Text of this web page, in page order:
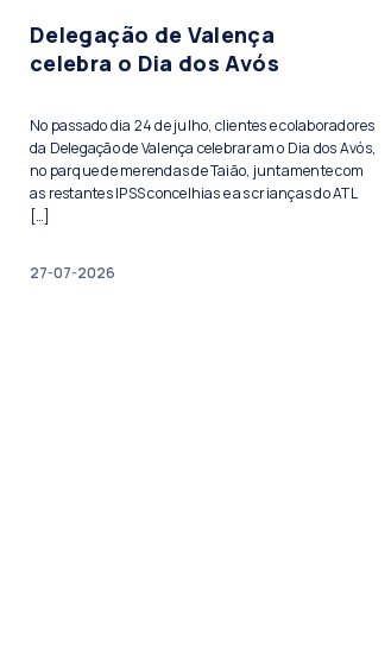
Delegação de Valença
celebra o Dia dos Avós
No passado dia 24 de julho, clientes e colaboradores
da Delegação de Valença celebraram o Dia dos Avós,
no parque de merendas de Taião, juntamente com
as restantes IPSS concelhias e as crianças do ATL
[…]
27-07-2026